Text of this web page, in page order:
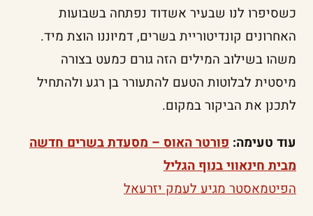
כשסיפרו לנו שבעיר אשדוד נפתחה בשבועות
האחרונים קונדיטוריית בשרים, דמיוננו הוצת מיד.
משהו בשילוב המילים הזה גורם כמעט בצורה
מיסטית לבלוטות הטעם להתעורר בן רגע ולהתחיל
לתכנן את הביקור במקום.
עוד טעימה: פורטר האוס – מסעדת בשרים חדשה
מבית חינאווי בנוף הגליל
הפיטמאסטר מגיע לעמק יזרעאל